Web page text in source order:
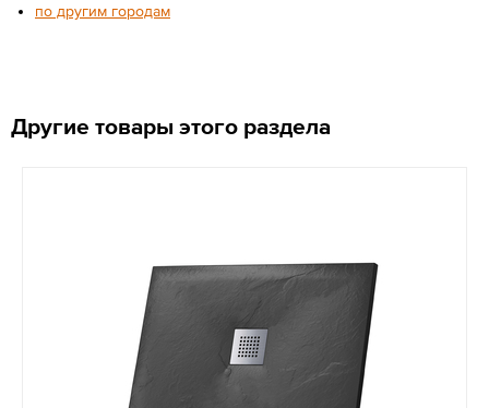
по другим городам
Другие товары этого раздела